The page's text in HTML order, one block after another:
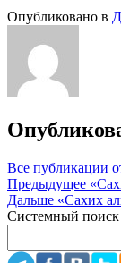
Опубликовано в
Все публикации
Навигация
по
Предыдущее
Дальше «Сахих
Системный поиск